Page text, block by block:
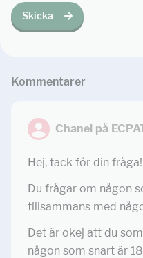
Skicka
Kommentarer
Chanel på
Hej, tack för din fråga!
Du frågar om någon
tillsammans med
Det är okej att du
någon som snart är